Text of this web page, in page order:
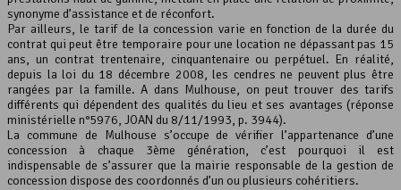
synonyme d’assistance et de réconfort.
Par ailleurs, le tarif de la concession varie en fonction de la durée du
contrat qui peut être temporaire pour une location ne dépassant pas 15
ans, un contrat trentenaire, cinquantenaire ou perpétuel. En réalité,
depuis la loi du 18 décembre 2008, les cendres ne peuvent plus être
rangées par la famille. A dans Mulhouse, on peut trouver des tarifs
différents qui dépendent des qualités du lieu et ses avantages (réponse
ministérielle n°5976, JOAN du 8/11/1993, p. 3944).
La commune de Mulhouse s’occupe de vérifier l’appartenance d’une
concession à chaque 3ème génération, c’est pourquoi il est
indispensable de s’assurer que la mairie responsable de la gestion de
concession dispose des coordonnés d’un ou plusieurs cohéritiers.